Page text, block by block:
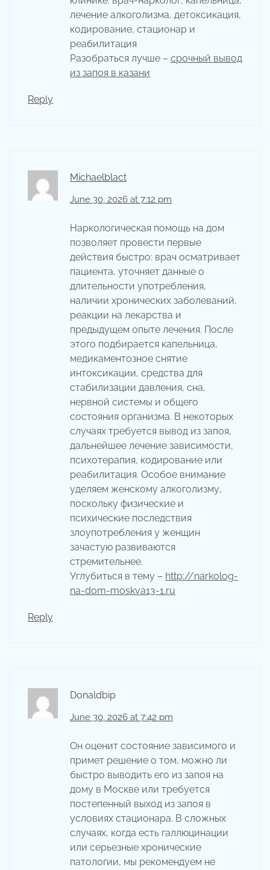
лечение алкоголизма, детоксикация,
кодирование, стационар и
реабилитация
Разобраться лучше – срочный вывод
из запоя в казани
Reply
Michaelblact
June 30, 2026 at 7:12 pm
Наркологическая помощь на дом
позволяет провести первые
действия быстро: врач осматривает
пациента, уточняет данные о
длительности употребления,
наличии хронических заболеваний,
реакции на лекарства и
предыдущем опыте лечения. После
этого подбирается капельница,
медикаментозное снятие
интоксикации, средства для
стабилизации давления, сна,
нервной системы и общего
состояния организма. В некоторых
случаях требуется вывод из запоя,
дальнейшее лечение зависимости,
психотерапия, кодирование или
реабилитация. Особое внимание
уделяем женскому алкоголизму,
поскольку физические и
психические последствия
злоупотребления у женщин
зачастую развиваются
стремительнее.
Углубиться в тему – http://narkolog-
na-dom-moskva13-1.ru
Reply
Donaldbip
June 30, 2026 at 7:42 pm
Он оценит состояние зависимого и
примет решение о том, можно ли
быстро выводить его из запоя на
дому в Москве или требуется
постепенный выход из запоя в
условиях стационара. В сложных
случаях, когда есть галлюцинации
или серьезные хронические
патологии, мы рекомендуем не